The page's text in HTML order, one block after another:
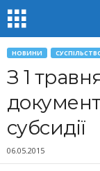
НОВИНИ
З 1
субсидії
06.05.2015